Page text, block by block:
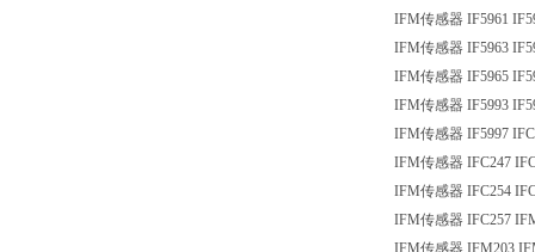
IFM传感器 IF5961
IFM传感器 IF5963
IFM传感器 IF5965
IFM传感器 IF5993
IFM传感器 IF5997
IFM传感器 IFC247
IFM传感器 IFC254
IFM传感器 IFC257
IFM传感器 IFM203